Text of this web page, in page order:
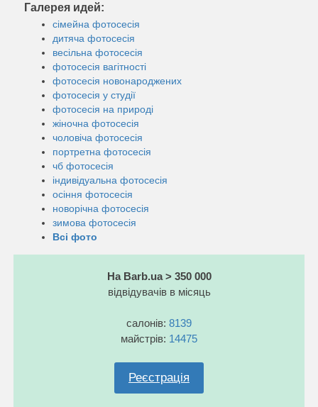
Галерея идей:
сімейна фотосесія
дитяча фотосесія
весільна фотосесія
фотосесія вагітності
фотосесія новонароджених
фотосесія у студії
фотосесія на природі
жіночна фотосесія
чоловіча фотосесія
портретна фотосесія
чб фотосесія
індивідуальна фотосесія
осіння фотосесія
новорічна фотосесія
зимова фотосесія
Всі фото
На Barb.ua > 350 000
відвідувачів в місяць
салонів: 8139
майстрів: 14475
Реєстрація